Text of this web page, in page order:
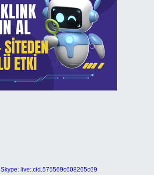
Skype: live:.cid.575569c608265c69